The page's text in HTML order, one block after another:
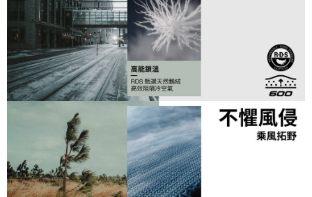
https://aftee.tw/terms/#terms3
３．未成年的使用者請事先徵得法定代理人或監護人之同意方可使用
「AFTEE先享後付」，若未經同意申辦者引起之損失，本公司不負相關責
任。
４．使用「AFTEE先享後付」時，將依據個別帳號之用戶狀況，依本公司即
時審查核予不同之上限額度；若仍有額度不足之情形，本公司將視審查結果
請求用戶進行身份認證。
５．嚴禁一人註冊多個帳號或使用他人資訊註冊。若發現惡意使用之情形，
恩沛科技股份有限公司將有權停止該用戶之使用額度並採取法律行動。
免運費